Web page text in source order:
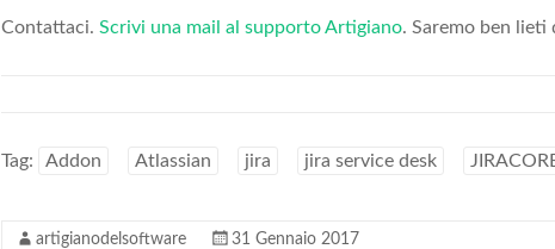
Contattaci. Scrivi una mail al supporto Artigiano. Saremo ben lieti
Tag: Addon Atlassian jira jira service desk
artigianodelsoftware 31 Gennaio 2017